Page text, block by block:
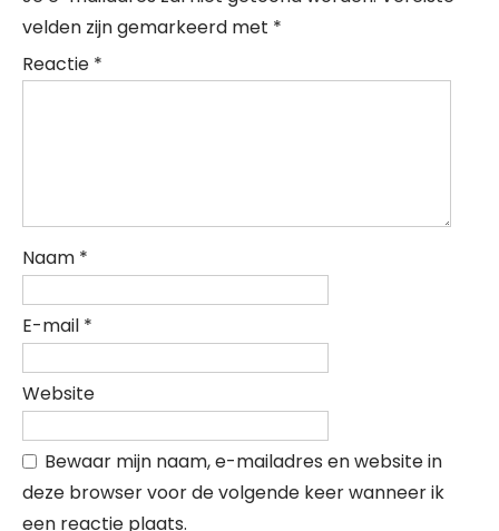
velden zijn gemarkeerd met *
Reactie *
Naam *
E-mail *
Website
Bewaar mijn naam, e-mailadres en website in
deze browser voor de volgende keer wanneer ik
een reactie plaats.